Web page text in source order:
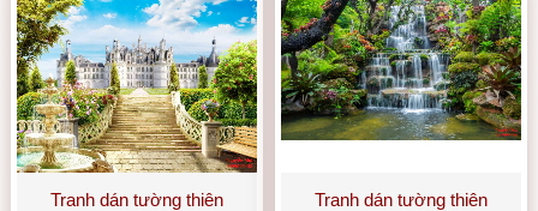
Tranh dán tường thiên
Tranh dán tường thiên